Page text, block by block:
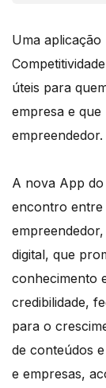
Uma
úteis para
empresa e
empreendedor.
A nova App
encontro entre
digital, que
conhecimento
credibilidade,
para o
de conteúdos
e empresas,